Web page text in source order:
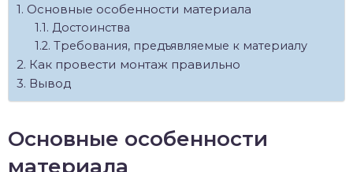
Основные особенности материала
Достоинства
Требования, предъявляемые к материалу
Как провести монтаж правильно
Вывод
Основные особенности
материала